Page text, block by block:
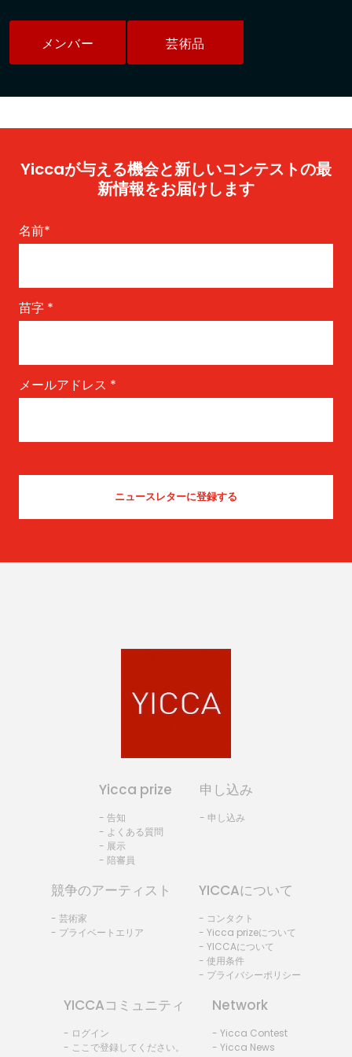
メンバー 芸術品
Yiccaが与える機会と新しいコンテストの最
新情報をお届けします
名前*
苗字 *
メールアドレス *
Yicca prize
- 告知
- よくある質問
- 展示
- 陪審員
申し込み
- 申し込み
競争のアーティスト
- 芸術家
- プライベートエリア
YICCAについて
- コンタクト
- Yicca prizeについて
- YICCAについて
- 使用条件
- プライバシーポリシー
YICCAコミュニティ
- ログイン
- ここで登録してください。
Network
- Yicca Contest
- Yicca News